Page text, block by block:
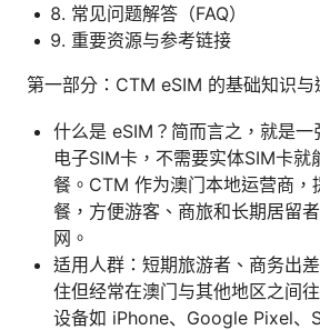
常见问题解答（FAQ）
重要资源与参考链接
第一部分：CTM eSIM 的基础知识与
什么是 eSIM？简而言之，就是一
电子SIM卡，不需要实体SIM卡就
餐。CTM 作为澳门本地运营商，
餐，方便游客、商旅和长期居留
网。
适用人群：短期旅游者、商务出
住但经常在澳门与其他地区之间
设备如 iPhone、Google Pixel、